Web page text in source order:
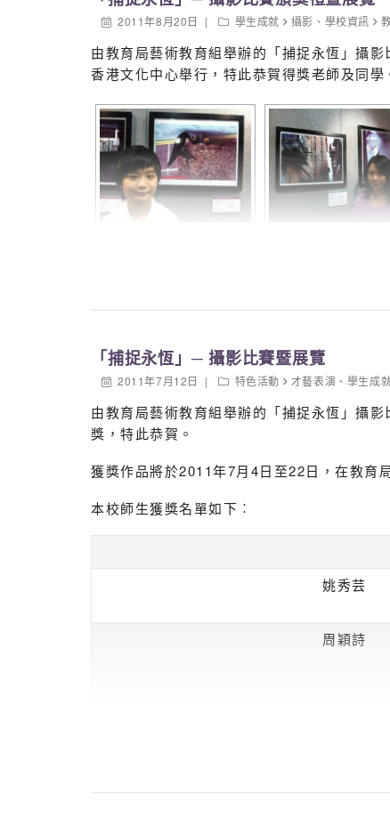
2011年8月20日 學生成就 攝影 、 學校資訊
由教育局藝術教育組舉辦的「捕捉永恆」攝
香港文化中心舉行，特此恭賀得獎老師及同學
「捕捉永恆」─ 攝影比賽暨展覽
2011年7月12日 特色活動 才藝表演 、 學生成
由教育局藝術教育組舉辦的「捕捉永恆」攝
獎，特此恭賀。
獲獎作品將於2011年7月4日至22日，在教育
本校師生獲獎名單如下︰
姚秀芸
周穎詩